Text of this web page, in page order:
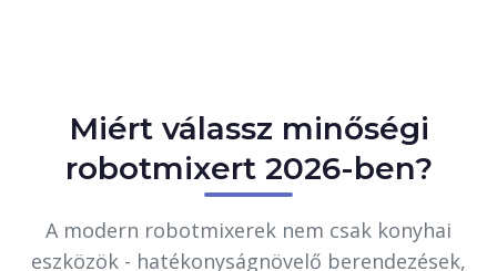
Miért válassz minőségi
robotmixert 2026-ben?
A modern robotmixerek nem csak konyhai
eszközök - hatékonyságnövelő berendezések,